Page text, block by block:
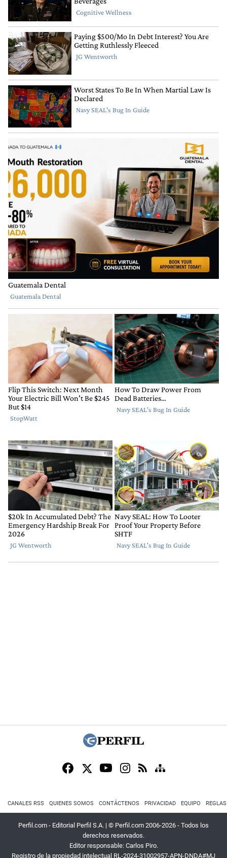
CANALES RSS QUIENES SOMOS CONTÁCTENOS PRIVACIDAD EQUIPO
Perfil.com - Editorial Perfil S.A. | © Perfil.com 2006-2026 - Todos los
derechos reservados.
Editor responsable: Carlos Piro.
Registro de la propiedad intelectual RL-2024-31002957-APN-DNDA#MJ